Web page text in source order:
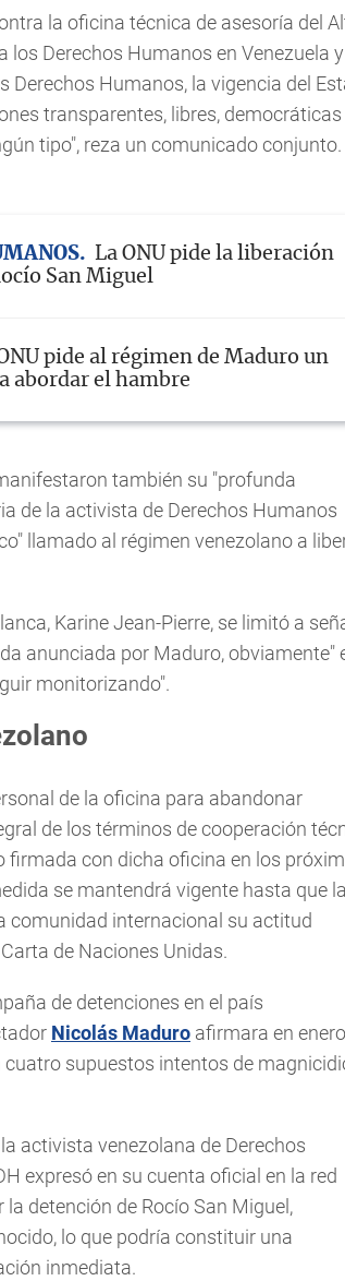
la oficina técnica de asesoría del
Derechos Humanos en Venezuela y
Derechos Humanos, la vigencia del
transparentes, libres, democráticas
tipo", reza un comunicado conjunto.
La ONU pide la liberación
San Miguel
pide al régimen de Maduro un
abordar el hambre
también su "profunda
de la activista de Derechos Humanos
llamado al régimen venezolano a
Karine Jean-Pierre, se limitó a
anunciada por Maduro, obviamente"
monitorizando".
de la oficina para abandonar
de los términos de cooperación
firmada con dicha oficina en los
se mantendrá vigente hasta que la
comunidad internacional su actitud
de Naciones Unidas.
de detenciones en el país
Nicolás Maduro afirmara en
supuestos intentos de
activista venezolana de Derechos
expresó en su cuenta oficial en la red
detención de Rocío San Miguel,
lo que podría constituir una
inmediata.